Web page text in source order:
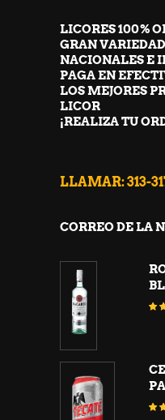
LICORES 100%
GRAN
NACIONALES E
PAGA EN
LOS MEJORES
LICOR
¡REALIZA TU
LLAMAR: 313-
CORREO DE LA